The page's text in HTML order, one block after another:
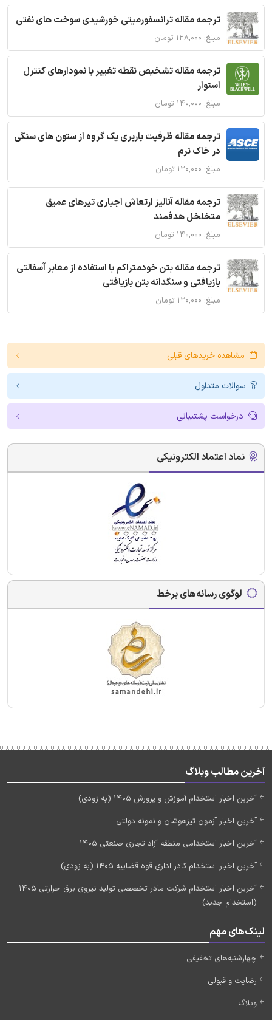
ترجمه مقاله ترانسفورمیتی خورشیدی سوخت های نفتی
مبلغ: ۱۲۸,۰۰۰ تومان
ترجمه مقاله تشخیص نقطه تغییر با نمودارهای کنترل
استوار
مبلغ: ۱۴۰,۰۰۰ تومان
ترجمه مقاله ظرفیت باربری یک گروه از ستون های سنگی
در خاک نرم
مبلغ: ۱۲۰,۰۰۰ تومان
ترجمه مقاله آنالیز ارتعاش اجباری تیرهای عمیق
متخلخل هدفمند
مبلغ: ۱۴۰,۰۰۰ تومان
ترجمه مقاله بتن خودمتراکم با استفاده از معابر آسفالتی
بازیافتی و سنگدانه بتن بازیافتی
مبلغ: ۱۲۰,۰۰۰ تومان
مشاهده خریدهای قبلی
سوالات متداول
درخواست پشتیبانی
نماد اعتماد الکترونیکی
لوگوی رسانه‌های برخط
آخرین مطالب وبلاگ
آخرین اخبار استخدام آموزش و پرورش 1405 (به زودی)
آخرین اخبار آزمون تیزهوشان و نمونه دولتی
آخرین اخبار استخدامی منطقه آزاد تجاری صنعتی 1405
آخرین اخبار استخدام کادر اداری قوه قضاییه 1405 (به زودی)
آخرین اخبار استخدام شرکت مادر تخصصی تولید نیروی برق حرارتی 1405
(استخدام جدید)
لینک‌های مهم
چهارشنبه‌های تخفیفی
رضایت و قبولی
وبلاگ